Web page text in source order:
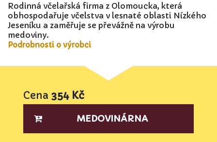
Rodinná včelařská firma z Olomoucka, která
obhospodařuje včelstva v lesnaté oblasti Nízkého
Jeseníku a zaměřuje se převážně na výrobu
medoviny.
Podrobnosti o výrobci
Cena 354 Kč
MEDOVINÁRNA